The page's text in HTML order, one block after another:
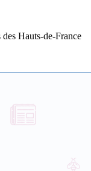
Hauts-de-France